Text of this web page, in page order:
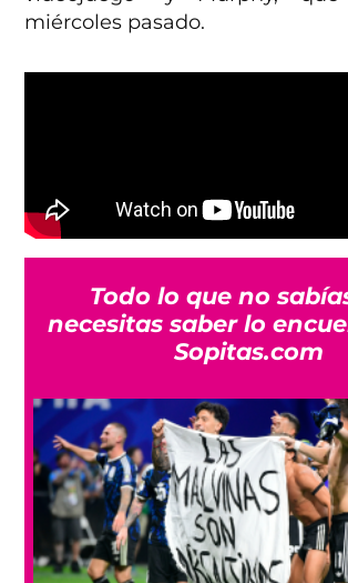
miércoles pasado.
Todo lo que no
necesitas saber lo
Sopitas.com